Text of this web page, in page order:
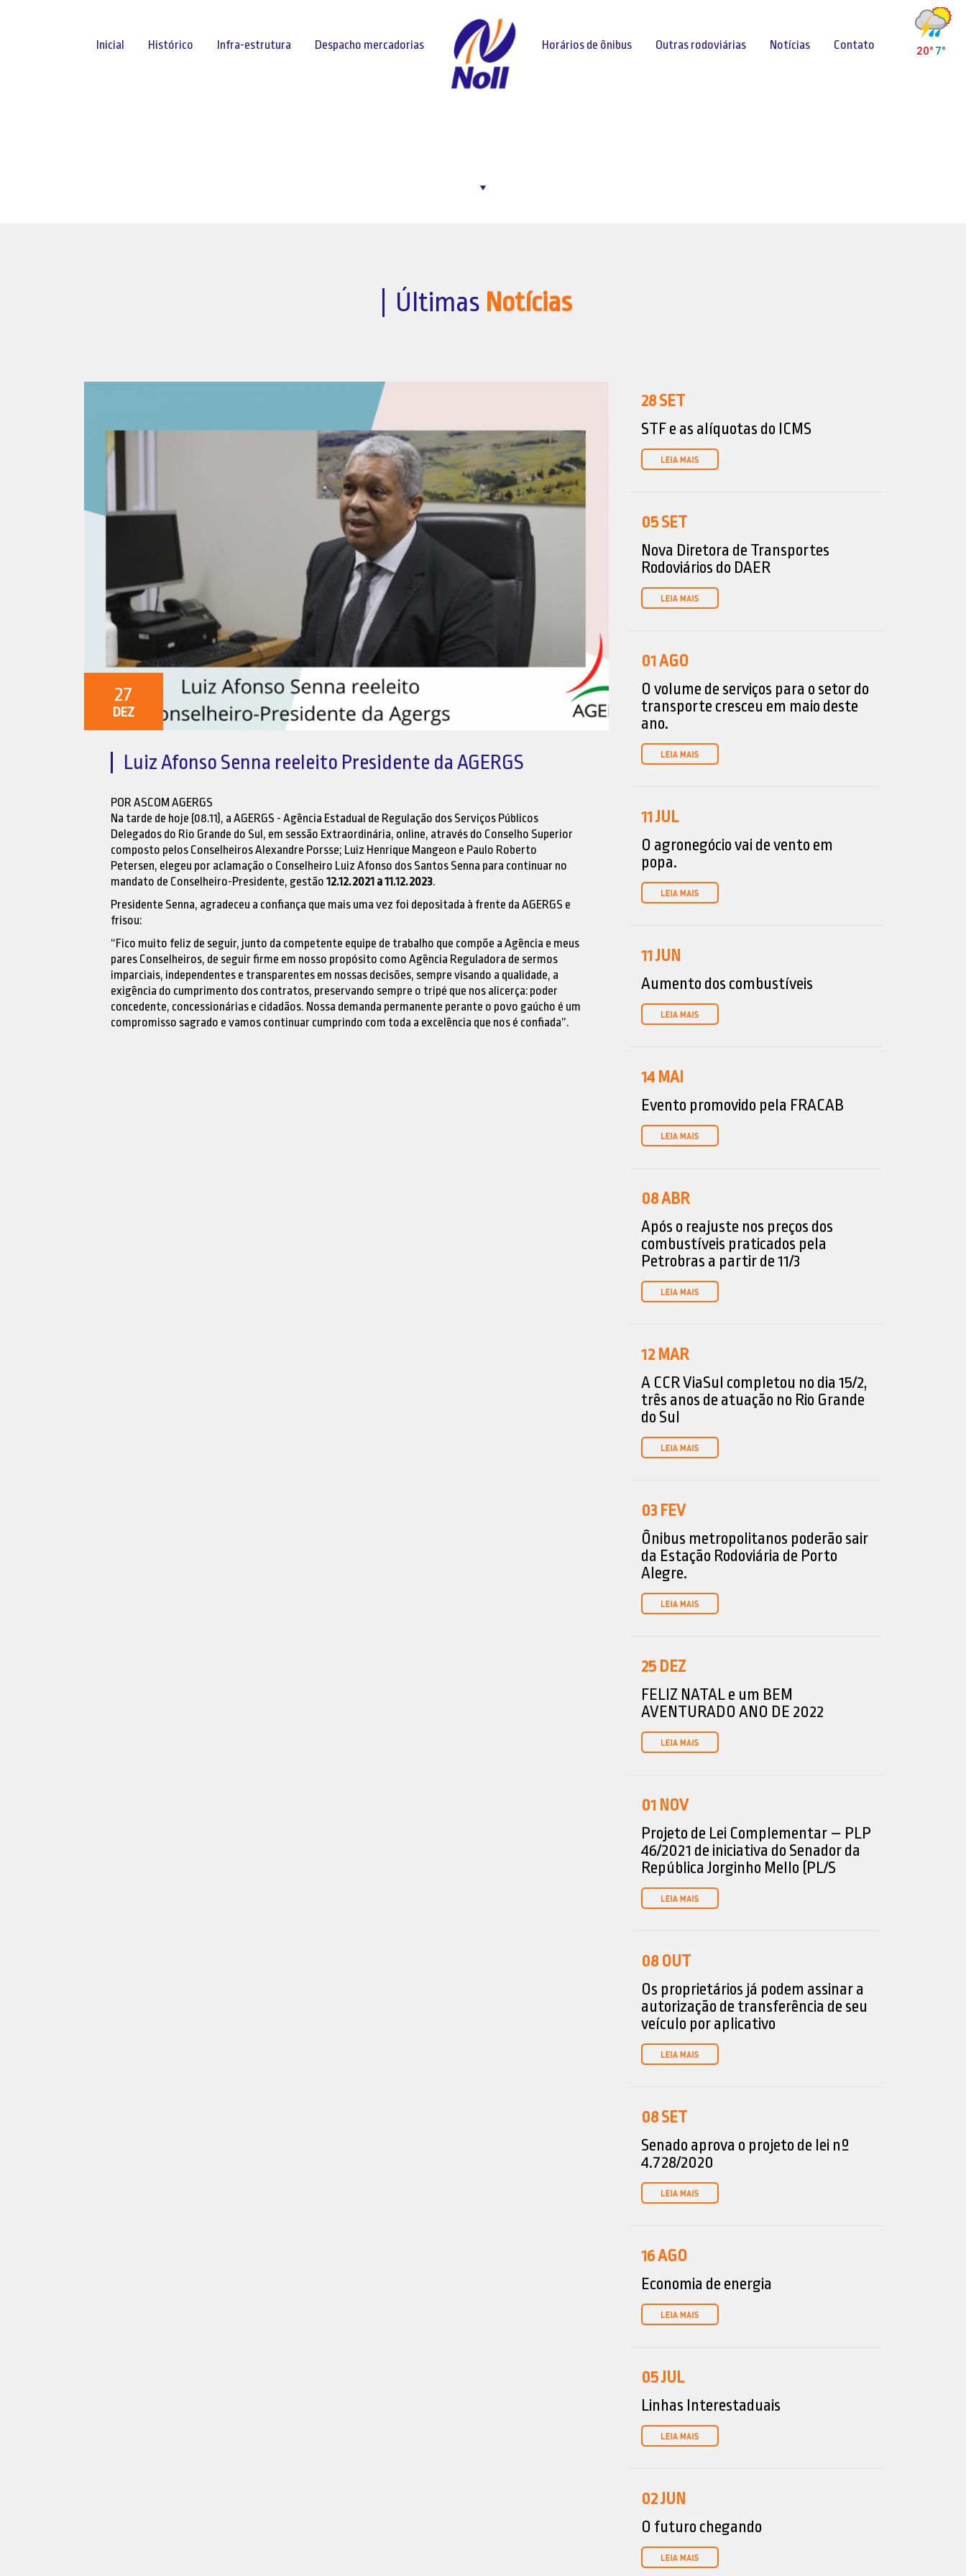
Inicial Histórico Infra-estrutura Despacho mercadorias Horários de ônibus Outras rodoviárias Notícias Contato
Últimas Notícias
27
DEZ
Luiz Afonso Senna reeleito Presidente da AGERGS
POR ASCOM AGERGS
Na tarde de hoje (08.11), a AGERGS - Agência Estadual de Regulação dos Serviços Públicos
Delegados do Rio Grande do Sul, em sessão Extraordinária, online, através do Conselho Superior
composto pelos Conselheiros Alexandre Porsse; Luiz Henrique Mangeon e Paulo Roberto
Petersen, elegeu por aclamação o Conselheiro Luiz Afonso dos Santos Senna para continuar no
mandato de Conselheiro-Presidente, gestão 12.12.2021 a 11.12.2023.
Presidente Senna, agradeceu a confiança que mais uma vez foi depositada à frente da AGERGS e
frisou:
“Fico muito feliz de seguir, junto da competente equipe de trabalho que compõe a Agência e meus
pares Conselheiros, de seguir firme em nosso propósito como Agência Reguladora de sermos
imparciais, independentes e transparentes em nossas decisões, sempre visando a qualidade, a
exigência do cumprimento dos contratos, preservando sempre o tripé que nos alicerça: poder
concedente, concessionárias e cidadãos. Nossa demanda permanente perante o povo gaúcho é um
compromisso sagrado e vamos continuar cumprindo com toda a excelência que nos é confiada”.
28SET
STF e as alíquotas do ICMS
05SET
Nova Diretora de Transportes
Rodoviários do DAER
01AGO
O volume de serviços para o setor do
transporte cresceu em maio deste
ano.
11JUL
O agronegócio vai de vento em
popa.
11JUN
Aumento dos combustíveis
14 MAI
Evento promovido pela FRACAB
08ABR
Após o reajuste nos preços dos
combustíveis praticados pela
Petrobras a partir de 11/3
12 MAR
A CCR ViaSul completou no dia 15/2,
três anos de atuação no Rio Grande
do Sul
03 FEV
Ônibus metropolitanos poderão sair
da Estação Rodoviária de Porto
Alegre.
25 DEZ
FELIZ NATAL e um BEM
AVENTURADO ANO DE 2022
01 NOV
Projeto de Lei Complementar – PLP
46/2021 de iniciativa do Senador da
República Jorginho Mello (PL/S
08 OUT
Os proprietários já podem assinar a
autorização de transferência de seu
veículo por aplicativo
08SET
Senado aprova o projeto de lei nº
4.728/2020
16AGO
Economia de energia
05JUL
Linhas Interestaduais
02JUN
O futuro chegando